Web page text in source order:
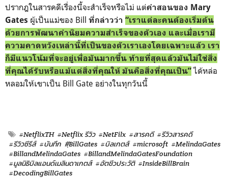
ปรากฎในสารคดีเรื่องนี้จะสำเร็จหรือไม่ แต่คำสอนของ Mary
Gates ผู้เป็นแม่ของ Bill ที่กล่าวว่า “เราแต่ละคนต้องเริ่มต้น
ด้วยการพัฒนาคำนิยมความสำเร็จของตัวเอง และเมื่อเรามี
ความคาดหวังเหล่านี้ที่เป็นของตัวเราเองโดยเฉพาะแล้ว เรา
ก็มีแนวโน้มที่จะอยู่เพื่อมันมากขึ้น ท้ายที่สุดแล้วมันไม่ใช่สิ่ง
ที่คุณได้รับหรือแม้แต่สิ่งที่คุณให้ มันคือสิ่งที่คุณเป็น” ได้หล่อ
หลอมให้เขาเป็น Bill Gate อย่างในทุกวันนี้
#NetflixTH #Netflix รีวิว #NetFilx #สารคดี #รีวิวสารคดี
#รีวิวซีรีส์ #บันทึก #ฺBillGates #บิลเกตส์ #microsoft #MelindaGates
#BillandMelindaGates #BillandMelindaGatesFoundation
#มูลนิธิบิลแอนด์เมลินดาเกตส์ #อัตชีวประวัติ #InsideBillBrain
#DecodingBillGates